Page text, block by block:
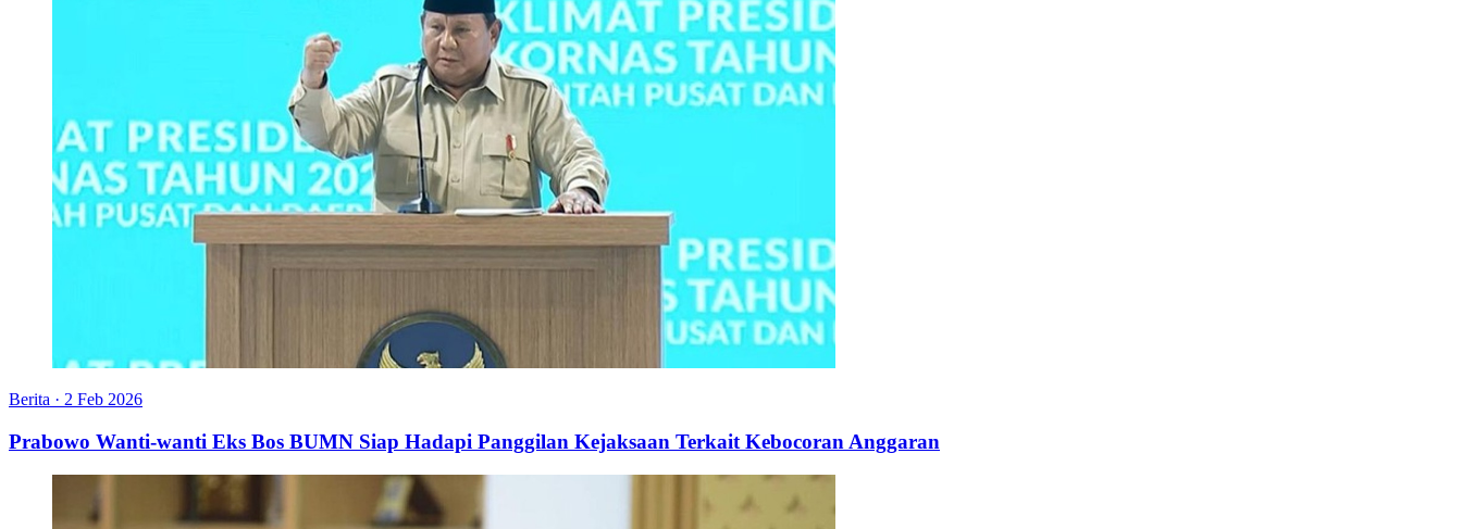
Berita · 2 Feb 2026
Prabowo Wanti-wanti Eks Bos BUMN Siap Hadapi Panggilan Kejaksaan Terkait Kebocoran Anggaran